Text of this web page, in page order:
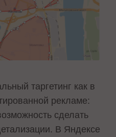
таргетинг как в
рекламе:
сделать
В Яндексе